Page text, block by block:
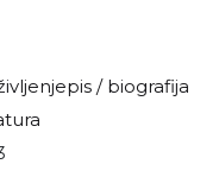
/ biografija